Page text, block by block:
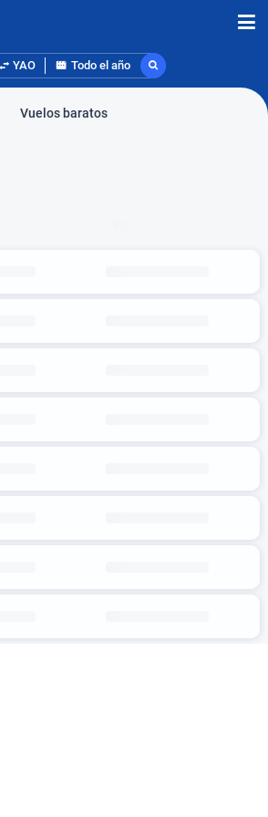
YAO Todo el año
Vuelos baratos